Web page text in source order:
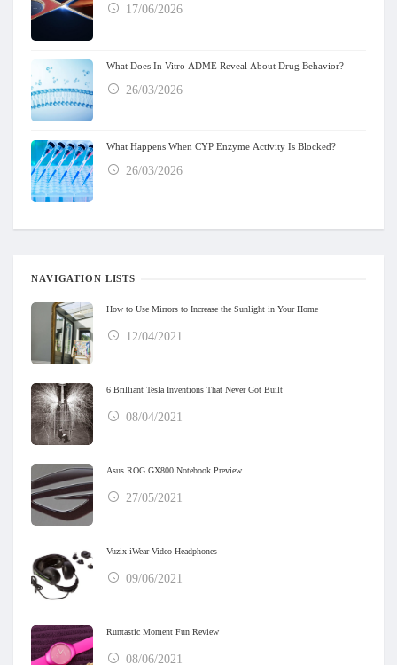
17/06/2026
What Does In Vitro ADME Reveal About Drug Behavior?
26/03/2026
What Happens When CYP Enzyme Activity Is Blocked?
26/03/2026
NAVIGATION LISTS
How to Use Mirrors to Increase the Sunlight in Your Home
12/04/2021
6 Brilliant Tesla Inventions That Never Got Built
08/04/2021
Asus ROG GX800 Notebook Preview
27/05/2021
Vuzix iWear Video Headphones
09/06/2021
Runtastic Moment Fun Review
08/06/2021